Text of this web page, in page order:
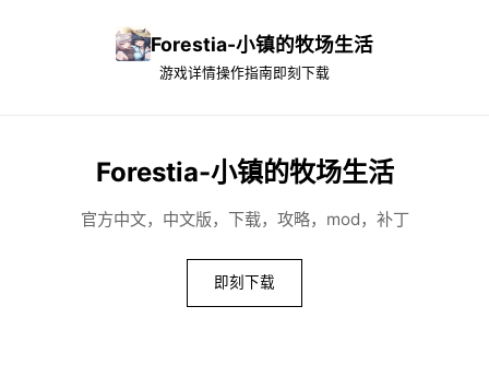
Forestia-小镇的牧场生活
游戏详情操作指南 即刻下载
Forestia-小镇的牧场生活
官方中文，中文版，下载，攻略，mod，补丁
即刻下载